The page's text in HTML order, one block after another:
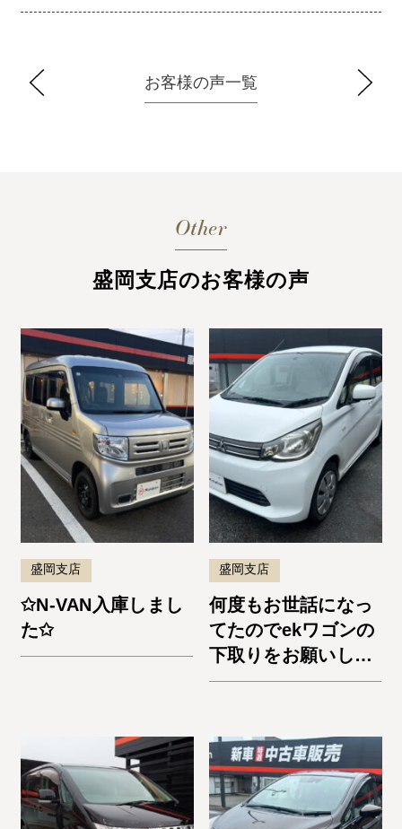
お客様の声一覧
Other
盛岡支店のお客様の声
盛岡支店
✩N-VAN入庫しまし
た✩
盛岡支店
何度もお世話になっ
てたのでekワゴンの
下取りをお願いしま
した。納車までスム
す！